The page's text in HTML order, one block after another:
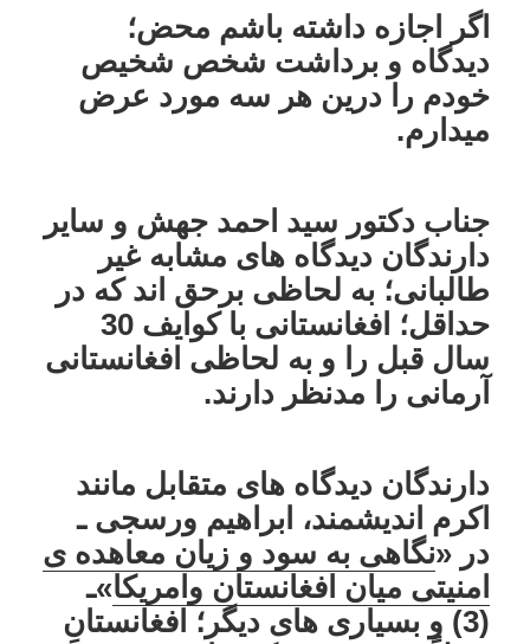
اگر اجازه داشته باشم محض؛
دیدگاه و برداشت شخص شخیص
خودم را درین هر سه مورد عرض
میدارم.
جناب دکتور سید احمد جهش و سایر
دارندگان دیدگاه های مشابه غیر
طالبانی؛ به لحاظی برحق اند که در
حداقل؛ افغانستانی با کوایف 30
سال قبل را و به لحاظی افغانستانی
آرمانی را مدنظر دارند.
دارندگان دیدگاه های متقابل مانند
اکرم اندیشمند، ابراهیم ورسجی ـ
در «نگاهی به سود و زیان معاهده ی
امنیتی میان افغانستان وامریکا»ـ
(3) و بسیاری های دیگر؛ افغانستانِ